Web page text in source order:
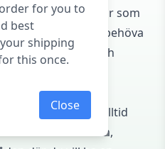
for you to
best
shipping
this once.
Close
nattlampor som
i hemmet utan att behöva
för resor och
Baseus och RSH
belysning som alltid
Perfekt för barnrum,